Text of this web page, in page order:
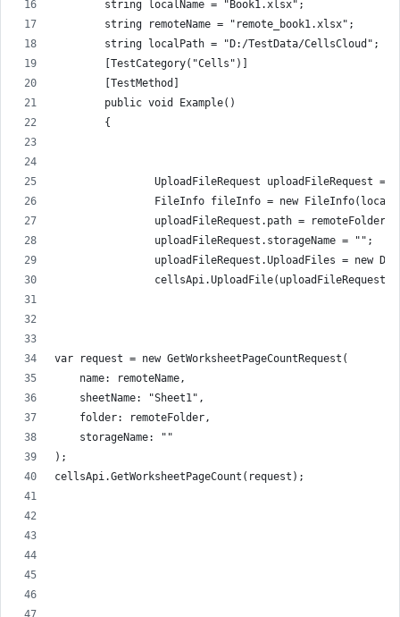
        string localName = "Book1.xlsx";
        string remoteName = "remote_book1.xlsx";
        string localPath = "D:/TestData/CellsCloud";
        [TestCategory("Cells")]
        [TestMethod]
        public void Example()
        {
UploadFileRequest uploadFileRequest =
FileInfo fileInfo = new
uploadFileRequest.path = remoteFolder
                uploadFileRequest.storageName = "";
uploadFileRequest.UploadFiles = new
                cellsApi.UploadFile(uploadFileRequest);
var request = new GetWorksheetPageCountRequest(
    name: remoteName,
    sheetName: "Sheet1",
    folder: remoteFolder,
    storageName: ""
);
cellsApi.GetWorksheetPageCount(request);